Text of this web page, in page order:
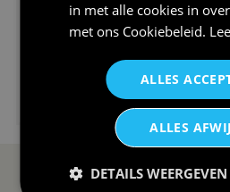
I love korfbal t-shirt
SERVICE EN INFO
in met alle cookies in
met ons Cookiebeleid.
ALLES
ALLES
DETAILS WEERGEVEN